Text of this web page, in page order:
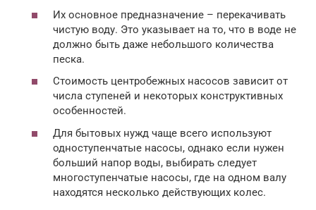
Их основное предназначение – перекачивать
чистую воду. Это указывает на то, что в воде не
должно быть даже небольшого количества
песка.
Стоимость центробежных насосов зависит от
числа ступеней и некоторых конструктивных
особенностей.
Для бытовых нужд чаще всего используют
одноступенчатые насосы, однако если нужен
больший напор воды, выбирать следует
многоступенчатые насосы, где на одном валу
находятся несколько действующих колес.